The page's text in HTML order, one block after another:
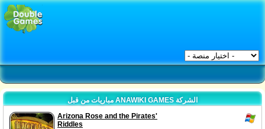
مباريات من قبل ANAWIKI GAMES الشركة
Arizona Rose and the Pirates'
Riddles